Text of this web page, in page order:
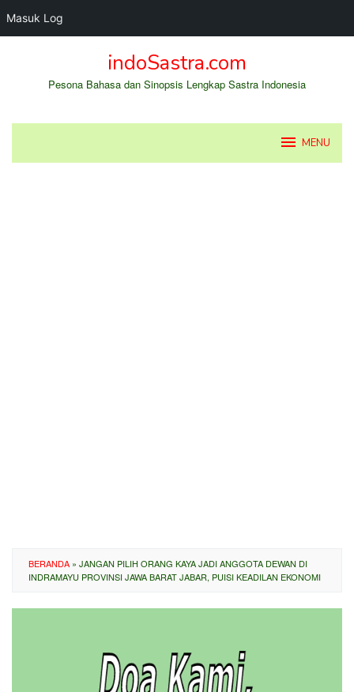
Masuk Log
indoSastra.com
Pesona Bahasa dan Sinopsis Lengkap Sastra Indonesia
MENU
BERANDA » JANGAN PILIH ORANG KAYA JADI ANGGOTA DEWAN DI
INDRAMAYU PROVINSI JAWA BARAT JABAR, PUISI KEADILAN EKONOMI